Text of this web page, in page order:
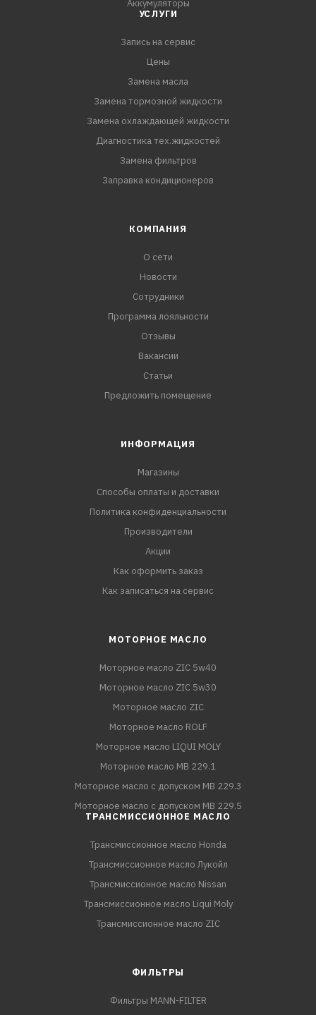
Аккумуляторы
УСЛУГИ
Запись на сервис
Цены
Замена масла
Замена тормозной жидкости
Замена охлаждающей жидкости
Диагностика тех.жидкостей
Замена фильтров
Заправка кондиционеров
КОМПАНИЯ
О сети
Новости
Сотрудники
Программа лояльности
Отзывы
Вакансии
Статьи
Предложить помещение
ИНФОРМАЦИЯ
Магазины
Способы оплаты и доставки
Политика конфиденциальности
Производители
Акции
Как оформить заказ
Как записаться на сервис
МОТОРНОЕ МАСЛО
Моторное масло ZIC 5w40
Моторное масло ZIC 5w30
Моторное масло ZIC
Моторное масло ROLF
Моторное масло LIQUI MOLY
Моторное масло MB 229.1
Моторное масло с допуском MB 229.3
Моторное масло с допуском MB 229.5
ТРАНСМИССИОННОЕ МАСЛО
Трансмиссионное масло Honda
Трансмиссионное масло Лукойл
Трансмиссионное масло Nissan
Трансмиссионное масло Liqui Moly
Трансмиссионное масло ZIC
ФИЛЬТРЫ
Фильтры MANN-FILTER